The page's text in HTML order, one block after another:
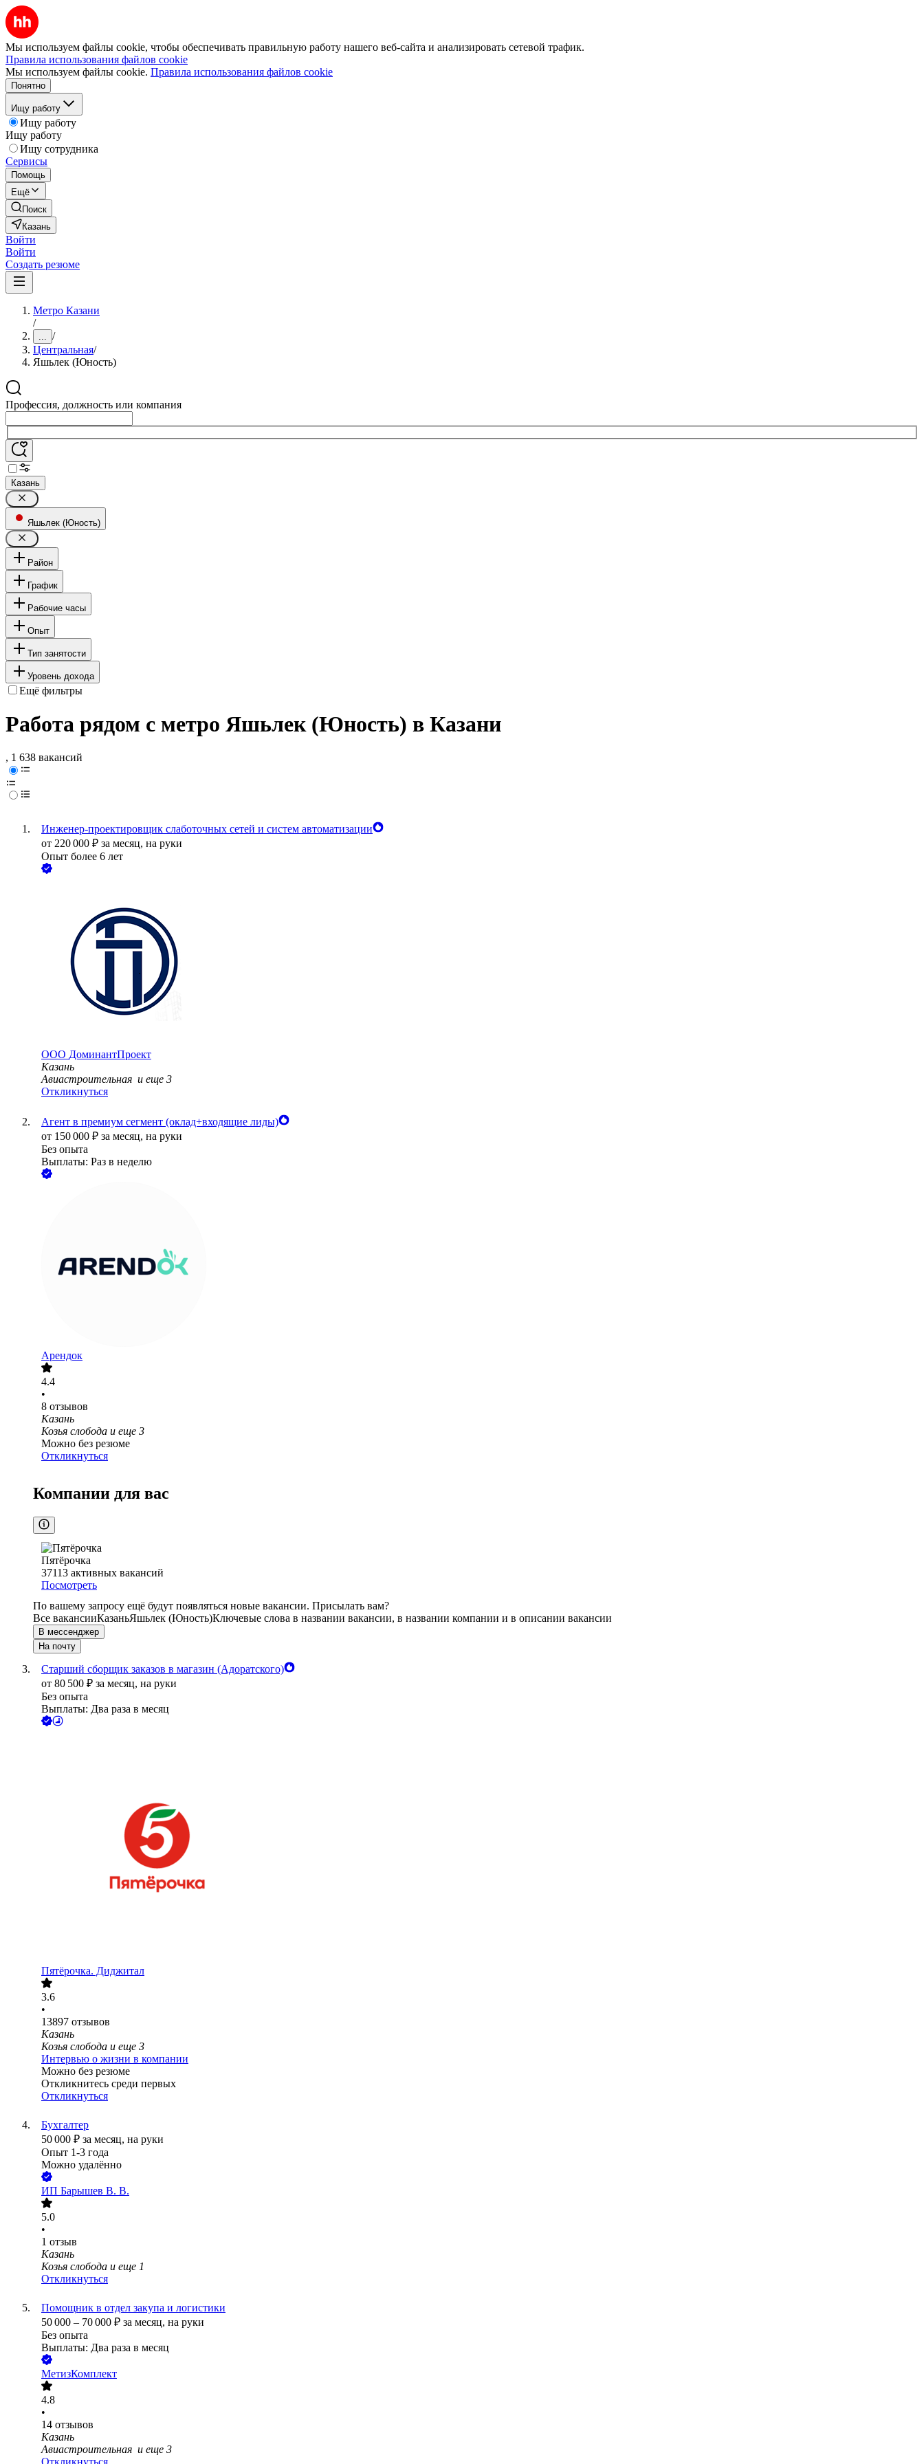
Мы используем файлы cookie, чтобы обеспечивать правильную работу нашего веб-сайта и анализировать сетевой трафик.
Правила использования файлов cookie
Мы используем файлы cookie. Правила использования файлов cookie
Понятно
Ищу работу
Ищу работу
Ищу работу
Ищу сотрудника
Сервисы
Помощь
Ещё
Поиск
Казань
Войти
Войти
Создать резюме
Метро Казани
/
... /
Центральная/
Яшьлек (Юность)
Профессия, должность или компания
Казань
Яшьлек (Юность)
Район
График
Рабочие часы
Опыт
Тип занятости
Уровень дохода
Ещё фильтры
Работа рядом с метро Яшьлек (Юность) в Казани
, 1 638 вакансий
Инженер-проектировщик слаботочных сетей и систем автоматизации
от 220 000 ₽ за месяц, на руки
Опыт более 6 лет
ООО ДоминантПроект
Казань
Авиастроительная и еще 3
Откликнуться
Агент в премиум сегмент (оклад+входящие лиды)
от 150 000 ₽ за месяц, на руки
Без опыта
Выплаты: Раз в неделю
Арендок
4.4
•
8 отзывов
Казань
Козья слобода и еще 3
Можно без резюме
Откликнуться
Компании для вас
Пятёрочка
37113 активных вакансий
Посмотреть
По вашему запросу ещё будут появляться новые вакансии. Присылать вам?
Все вакансииКазаньЯшьлек (Юность)Ключевые слова в названии вакансии, в названии компании и в описании вакансии
В мессенджер
На почту
Старший сборщик заказов в магазин (Адоратского)
от 80 500 ₽ за месяц, на руки
Без опыта
Выплаты: Два раза в месяц
Пятёрочка. Диджитал
3.6
•
13897 отзывов
Казань
Козья слобода и еще 3
Интервью о жизни в компании
Можно без резюме
Откликнитесь среди первых
Откликнуться
Бухгалтер
50 000 ₽ за месяц, на руки
Опыт 1-3 года
Можно удалённо
ИП Барышев В. В.
5.0
•
1 отзыв
Казань
Козья слобода и еще 1
Откликнуться
Помощник в отдел закупа и логистики
50 000 – 70 000 ₽ за месяц, на руки
Без опыта
Выплаты: Два раза в месяц
МетизКомплект
4.8
•
14 отзывов
Казань
Авиастроительная и еще 3